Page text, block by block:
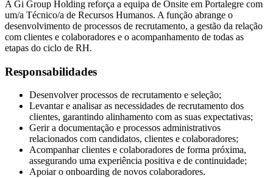
A Gi Group Holding reforça a equipa de Onsite em Portalegre com
um/a Técnico/a de Recursos Humanos. A função abrange o
desenvolvimento de processos de recrutamento, a gestão da relação
com clientes e colaboradores e o acompanhamento de todas as
etapas do ciclo de RH.
Responsabilidades
Desenvolver processos de recrutamento e seleção;
Levantar e analisar as necessidades de recrutamento dos
clientes, garantindo alinhamento com as suas expectativas;
Gerir a documentação e processos administrativos
relacionados com candidatos, clientes e colaboradores;
Acompanhar clientes e colaboradores de forma próxima,
assegurando uma experiência positiva e de continuidade;
Apoiar o onboarding de novos colaboradores.